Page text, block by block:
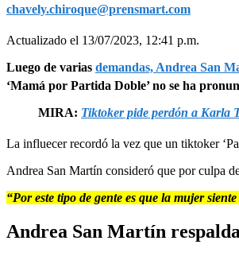
chavely.chiroque@prensmart.com
Actualizado el 13/07/2023, 12:41 p.m.
Luego de varias demandas, Andrea San
‘Mamá por Partida Doble’ no se ha
MIRA: Tiktoker pide perdón a Karla
La influecer recordó la vez que un tiktoker
Andrea San Martín consideró que por culpa
“Por este tipo de gente es que la mujer
Andrea San Martín